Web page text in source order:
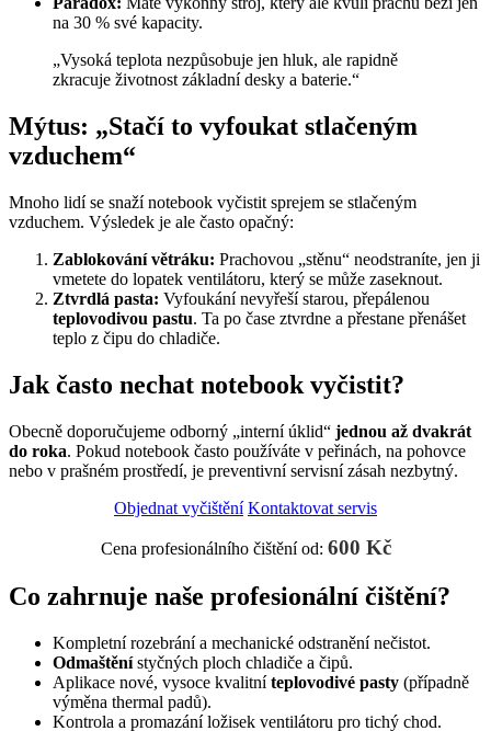
na 30 % své kapacity.
„Vysoká teplota nezpůsobuje jen hluk, ale rapidně
zkracuje životnost základní desky a baterie.“
Mýtus: „Stačí to vyfoukat stlačeným
vzduchem“
Mnoho lidí se snaží notebook vyčistit sprejem se stlačeným
vzduchem. Výsledek je ale často opačný:
Zablokování větráku: Prachovou „stěnu“ neodstraníte, jen ji
vmetete do lopatek ventilátoru, který se může zaseknout.
Ztvrdlá pasta: Vyfoukání nevyřeší starou, přepálenou
teplovodivou pastu. Ta po čase ztvrdne a přestane přenášet
teplo z čipu do chladiče.
Jak často nechat notebook vyčistit?
Obecně doporučujeme odborný „interní úklid“ jednou až dvakrát
do roka. Pokud notebook často používáte v peřinách, na pohovce
nebo v prašném prostředí, je preventivní servisní zásah nezbytný.
Objednat vyčištění Kontaktovat servis
Cena profesionálního čištění od: 600 Kč
Co zahrnuje naše profesionální čištění?
Kompletní rozebrání a mechanické odstranění nečistot.
Odmaštěnístyčných ploch chladiče a čipů.
Aplikace nové, vysoce kvalitníteplovodivé pasty (případně
výměna thermal padů).
Kontrola a promazání ložisek ventilátoru pro tichý chod.